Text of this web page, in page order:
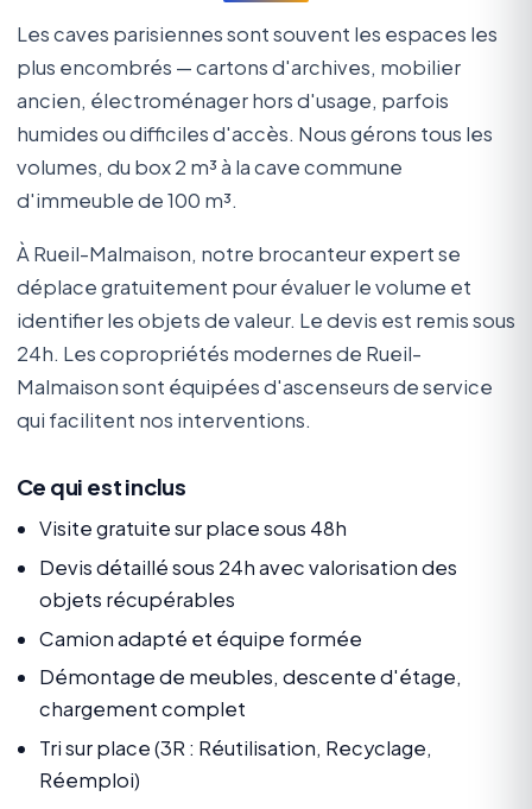
Les caves parisiennes sont souvent les espaces les
plus encombrés — cartons d'archives, mobilier
ancien, électroménager hors d'usage, parfois
humides ou difficiles d'accès. Nous gérons tous les
volumes, du box 2 m³ à la cave commune
d'immeuble de 100 m³.
À Rueil-Malmaison, notre brocanteur expert se
déplace gratuitement pour évaluer le volume et
identifier les objets de valeur. Le devis est remis sous
24h. Les copropriétés modernes de Rueil-
Malmaison sont équipées d'ascenseurs de service
qui facilitent nos interventions.
Ce qui est inclus
Visite gratuite sur place sous 48h
Devis détaillé sous 24h avec valorisation des
objets récupérables
Camion adapté et équipe formée
Démontage de meubles, descente d'étage,
chargement complet
Tri sur place (3R : Réutilisation, Recyclage,
Réemploi)